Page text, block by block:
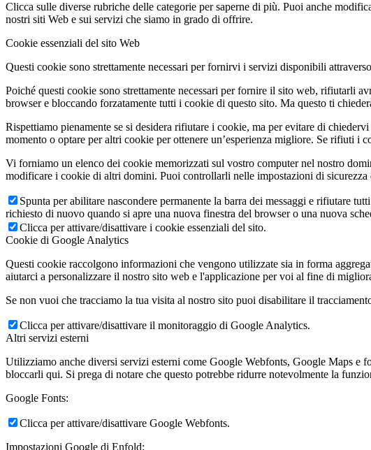
Clicca sulle diverse rubriche delle categorie per saperne di più. Puoi anche
nostri siti Web e sui servizi che siamo in grado di offrire.
Cookie essenziali del sito Web
Questi cookie sono strettamente necessari per fornirvi i servizi disponibili
Poiché questi cookie sono strettamente necessari per fornire il sito web, rifiutarli
browser e bloccando forzatamente tutti i cookie di questo sito. Ma questo ti
Rispettiamo pienamente se si desidera rifiutare i cookie, ma per evitare di
momento o optare per altri cookie per ottenere un’esperienza migliore. Se rifiuti
Vi forniamo un elenco dei cookie memorizzati sul vostro computer nel nostro
modificare i cookie di altri domini. Puoi controllarli nelle impostazioni di sicurezza
Spunta per abilitare nascondere permanente la barra dei messaggi e rifiutare
richiesto di nuovo quando si apre una nuova finestra del browser o una nuova
Clicca per attivare/disattivare i cookie essenziali del sito.
Cookie di Google Analytics
Questi cookie raccolgono informazioni che vengono utilizzate sia in forma
aiutarci a personalizzare il nostro sito web e l'applicazione per voi al fine di
Se non vuoi che tracciamo la tua visita al nostro sito puoi disabilitare il
Clicca per attivare/disattivare il monitoraggio di Google Analytics.
Altri servizi esterni
Utilizziamo anche diversi servizi esterni come Google Webfonts, Google Maps
bloccarli qui. Si prega di notare che questo potrebbe ridurre notevolmente la
Google Fonts:
Clicca per attivare/disattivare Google Webfonts.
Impostazioni Google di Enfold: